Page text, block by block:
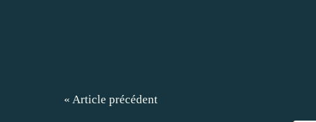
« Article précédent